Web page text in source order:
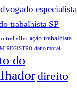
especialista
trabalhista SP
trabalho ação trabalhista
REGISTRO dano moral
do
direito